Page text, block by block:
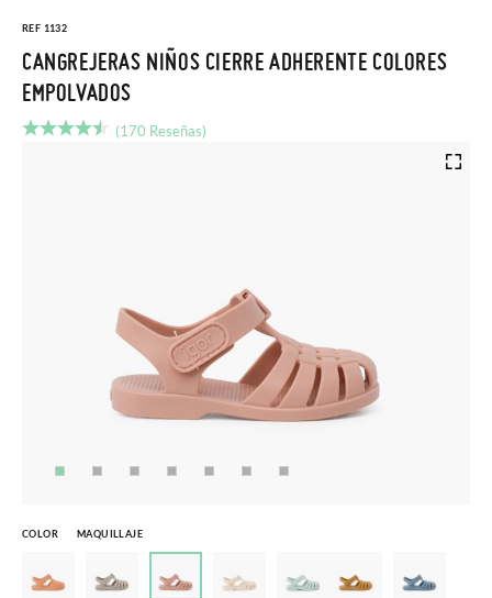
REF 1132
CANGREJERAS NIÑOS CIERRE ADHERENTE COLORES
EMPOLVADOS
(170 Reseñas)
COLOR MAQUILLAJE